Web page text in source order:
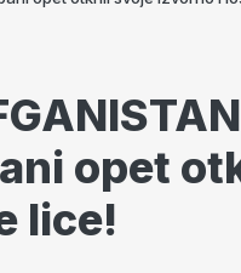
opet
lice!